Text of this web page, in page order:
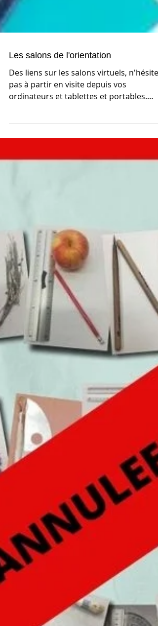
Les salons de l'orientation
Des liens sur les salons virtuels, n'hésitez
ordinateurs et tablettes et portables.
Salon dédié aux...